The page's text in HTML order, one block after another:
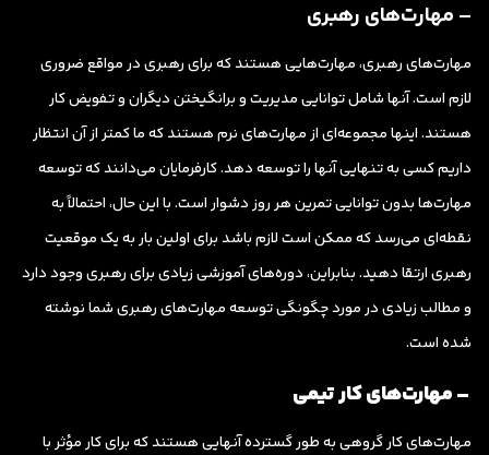
– مهارت‌های رهبری
مهارت‌های رهبری، مهارت‌هایی هستند که برای رهبری در مواقع ضروری
لازم است. آنها شامل توانایی مدیریت و برانگیختن دیگران و تفویض کار
هستند. اینها مجموعه‌ای از مهارت‌های نرم هستند که ما کمتر از آن انتظار
داریم کسی به تنهایی آنها را توسعه دهد. کارفرمایان می‌دانند که توسعه
مهارت‌ها بدون توانایی تمرین هر روز دشوار است. با این حال، احتمالاً به
نقطه‌ای می‌رسد که ممکن است لازم باشد برای اولین بار به یک موقعیت
رهبری ارتقا دهید. بنابراین، دوره‌های آموزشی زیادی برای رهبری وجود دارد
و مطالب زیادی در مورد چگونگی توسعه مهارت‌های رهبری شما نوشته
شده است.
– مهارت‌های کار تیمی
مهارت‌های کار گروهی به طور گسترده آنهایی هستند که برای کار مؤثر با